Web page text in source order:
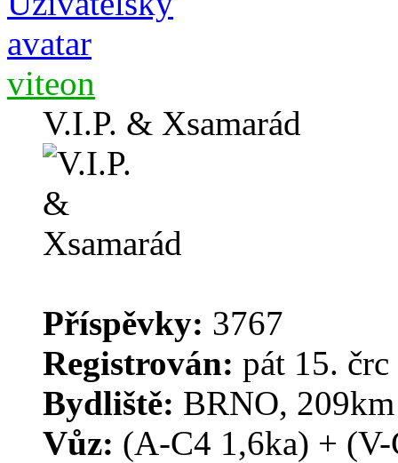
viteon
V.I.P. & Xsamarád
Příspěvky: 3767
Registrován: pát 15.
Bydliště: BRNO,
Vůz: (A-C4 1,6ka) +